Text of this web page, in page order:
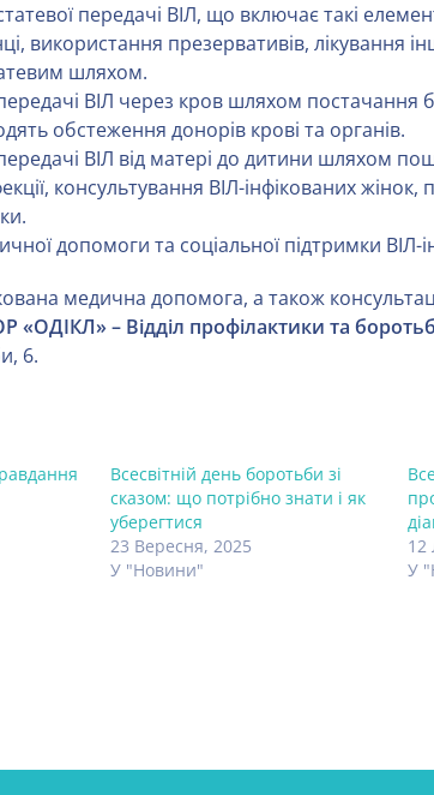
передачі ВІЛ, що включає такі
використання презервативів, лікування
шляхом.
ВІЛ через кров шляхом постачання
обстеження донорів крові та органів.
ВІЛ від матері до дитини шляхом
консультування ВІЛ-інфікованих
допомоги та соціальної підтримки ВІЛ-
медична допомога, а також
«ОДІКЛ» – Відділ профілактики та
6.
Всесвітній день боротьби зі
сказом: що потрібно знати і як
уберегтися
23 Вересня, 2025
У "Новини"
12
У